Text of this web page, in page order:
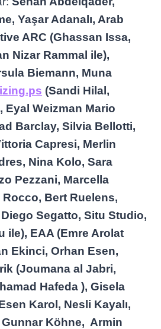
Yaşar Adanalı, Arab
ARC (Ghassan Issa,
Nizar Rammal ile),
Biemann, Muna
(Sandi Hilal,
Eyal Weizman Mario
Barclay, Silvia Bellotti,
Capresi, Merlin
Nina Kolo, Sara
Pezzani, Marcella
Bert Ruelens,
Segatto, Situ Studio,
ile), EAA (Emre Arolat
Ekinci, Orhan Esen,
(Joumana al Jabri,
Hafeda ), Gisela
Karol, Nesli Kayalı,
Köhne, Armin